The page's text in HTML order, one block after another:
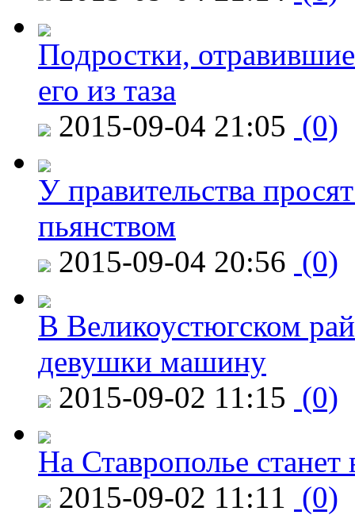
Подростки,
его из таза
2015-09-04 21:05 (0)
У правительства
пьянством
2015-09-04 20:56 (0)
В Великоустюгском
девушки машину
2015-09-02 11:15 (0)
На Ставрополье
2015-09-02 11:11 (0)